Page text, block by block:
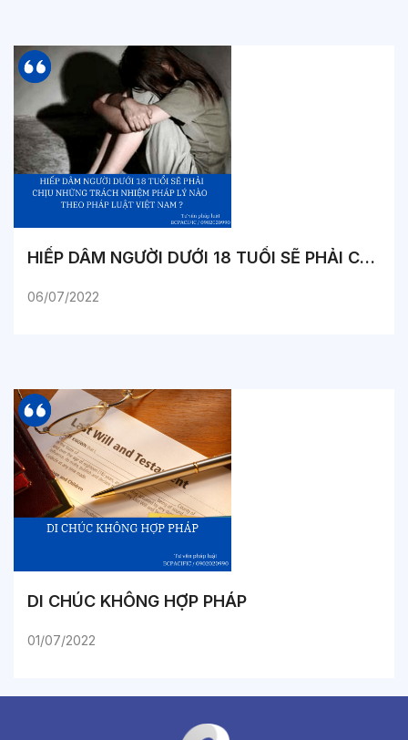
HIẾP DÂM NGƯỜI DƯỚI 18 TUỔI SẼ PHẢI CHỊU NHỮNG TRÁCH NHIỆM PHÁP LÝ NÀO THEO PHÁP LUẬT VIỆT NAM ?
06/07/2022
DI CHÚC KHÔNG HỢP PHÁP
01/07/2022